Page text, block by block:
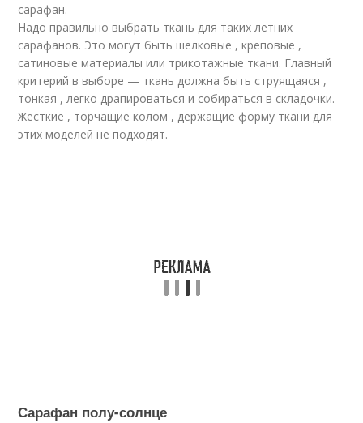
сарафан.
Надо правильно выбрать ткань для таких летних
сарафанов. Это могут быть шелковые , креповые ,
сатиновые материалы или трикотажные ткани. Главный
критерий в выборе — ткань должна быть струящаяся ,
тонкая , легко драпироваться и собираться в складочки.
Жесткие , торчащие колом , держащие форму ткани для
этих моделей не подходят.
Сарафан полу-солнце